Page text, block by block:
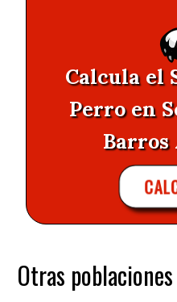
Calcula el
Perro en
Barros
Otras